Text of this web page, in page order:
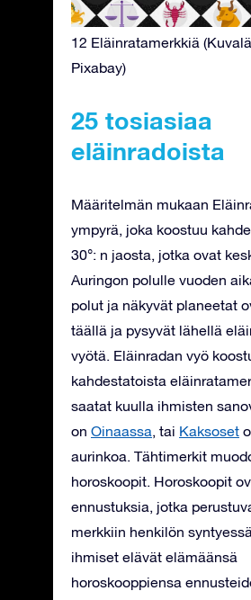
12 Eläinratamerkkiä
Pixabay)
25 tosiasiaa
eläinradoista
Määritelmän mukaan
ympyrä, joka koostuu
30°: n jaosta, jotka ovat
Auringon polulle vuoden
polut ja näkyvät planeetat
täällä ja pysyvät lähellä
vyötä. Eläinradan vyö
kahdestatoista
saatat kuulla ihmisten
on Oinaassa, tai Kaksoset
aurinkoa. Tähtimerkit
horoskoopit. Horoskoopit
ennustuksia, jotka
merkkiin henkilön
ihmiset elävät elämäänsä
horoskooppiensa